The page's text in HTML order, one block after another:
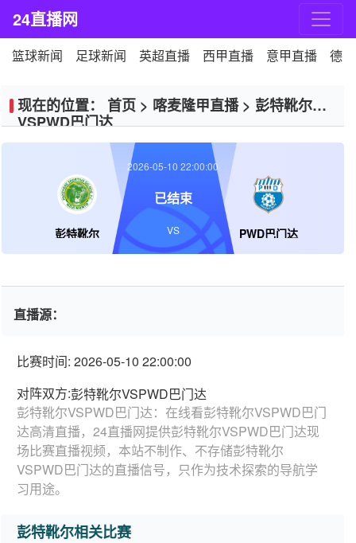
24直播网
篮球新闻 足球新闻 英超直播 西甲直播 意甲直播 德
现在的位置： 首页 > 喀麦隆甲直播> 彭特靴尔
VSPWD巴门达
彭特靴尔 PWD巴门达
2026-05-10 22:00:00
已结束
VS
直播源：
比赛时间: 2026-05-10 22:00:00
对阵双方:彭特靴尔VSPWD巴门达
彭特靴尔VSPWD巴门达：在线看彭特靴尔VSPWD巴门
达高清直播，24直播网提供彭特靴尔VSPWD巴门达现
场比赛直播视频，本站不制作、不存储彭特靴尔
VSPWD巴门达的直播信号，只作为技术探索的导航学
习用途。
彭特靴尔相关比赛